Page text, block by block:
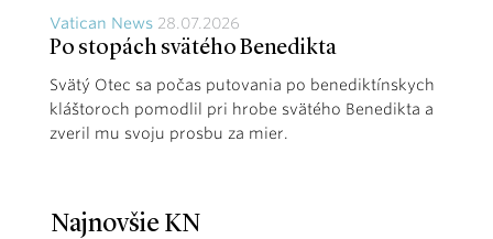
Vatican News 28.07.2026
Po stopách svätého Benedikta
Svätý Otec sa počas putovania po benediktínskych
kláštoroch pomodlil pri hrobe svätého Benedikta a
zveril mu svoju prosbu za mier.
Najnovšie KN